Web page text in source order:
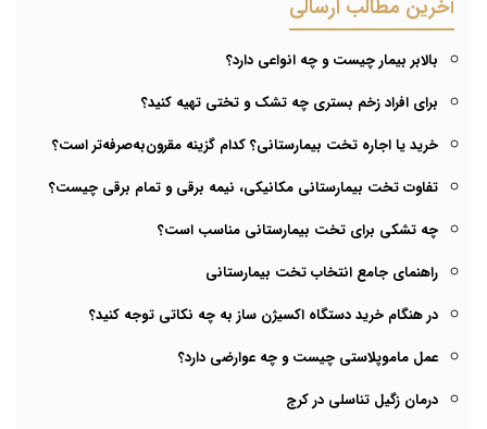
آخرین مطالب ارسالی
بالابر بیمار چیست و چه انواعی دارد؟
برای افراد زخم بستری چه تشک و تختی تهیه کنید؟
خرید یا اجاره تخت بیمارستانی؟ کدام گزینه مقرون‌به‌صرفه‌تر است؟
تفاوت تخت بیمارستانی مکانیکی، نیمه برقی و تمام برقی چیست؟
چه تشکی برای تخت بیمارستانی مناسب است؟
راهنمای جامع انتخاب تخت بیمارستانی
در هنگام خرید دستگاه اکسیژن ساز به چه نکاتی توجه کنید؟
عمل ماموپلاستی چیست و چه عوارضی دارد؟
درمان زگیل تناسلی در کرج